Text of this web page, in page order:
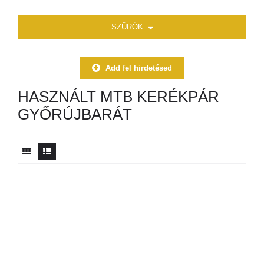
SZŰRŐK
Add fel hirdetésed
HASZNÁLT MTB KERÉKPÁR
GYŐRÚJBARÁT